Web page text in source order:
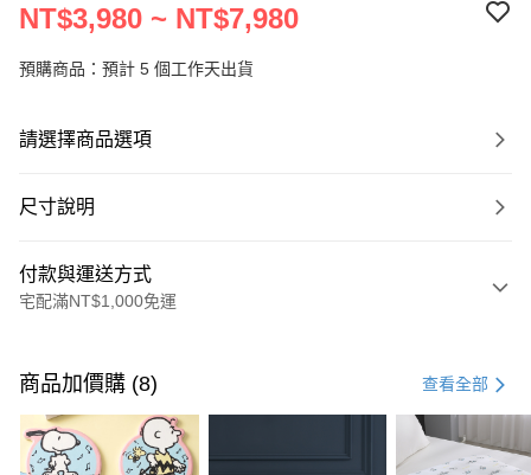
NT$3,980 ~ NT$7,980
預購商品：預計 5 個工作天出貨
請選擇商品選項
尺寸說明
付款與運送方式
宅配滿NT$1,000免運
信用卡一次付款
信用卡分期付款
3 期 0 利率 每期NT$1,326 21家銀行
商品加價購 (8) 查看全部